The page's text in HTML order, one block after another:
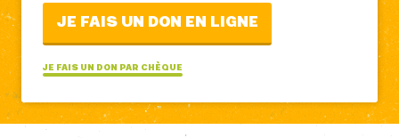
JE FAIS UN DON EN LIGNE
JE FAIS UN DON PAR CHÈQUE